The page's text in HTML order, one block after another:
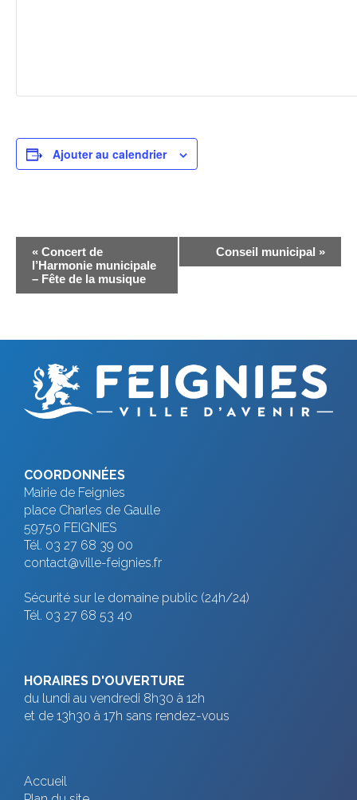
Ajouter au calendrier
o
n
É
v
n
e
n
« Concert de
l’Harmonie municipale
– Fête de la musique
Conseil municipal »
COORDONNÉES
Mairie de Feignies
place Charles de Gaulle
59750 FEIGNIES
Tél. 03 27 68 39 00
contact@ville-feignies.fr
Sécurité sur le domaine public (24h/24)
Tél. 03 27 68 53 40
HORAIRES D'OUVERTURE
du lundi au vendredi 8h30 à 12h
et de 13h30 à 17h sans rendez-vous
Accueil